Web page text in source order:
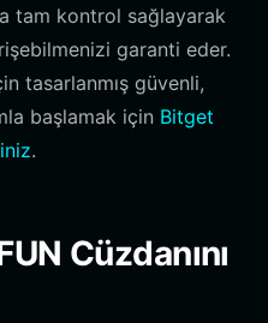
tam kontrol sağlayarak
garanti eder.
tasarlanmış güvenli,
başlamak için Bitget
.
Cüzdanını